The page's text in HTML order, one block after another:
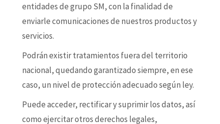
entidades de grupo SM, con la finalidad de
enviarle comunicaciones de nuestros productos y
servicios.
Podrán existir tratamientos fuera del territorio
nacional, quedando garantizado siempre, en ese
caso, un nivel de protección adecuado según ley.
Puede acceder, rectificar y suprimir los datos, así
como ejercitar otros derechos legales,